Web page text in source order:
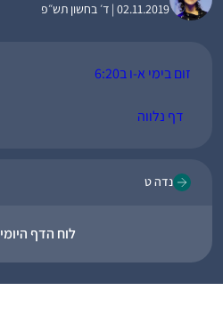
02.11.2019 | ד׳ בחשון תש״פ
זום בימי א-ו ב6:20
דף נלווה
נדה ט
לוח הדף היומי